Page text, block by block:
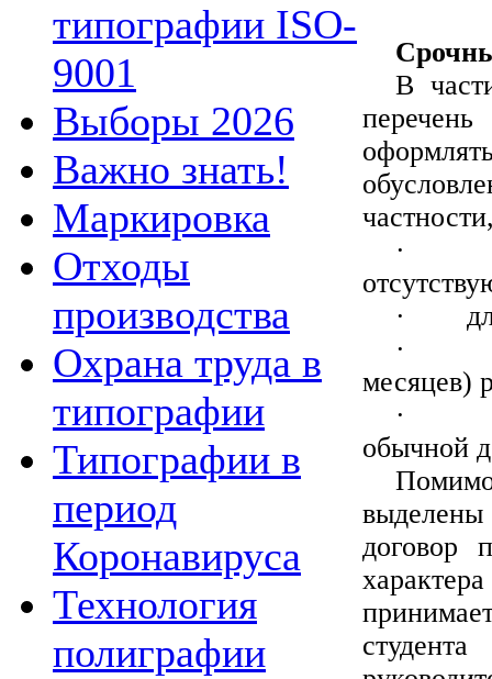
типографии ISO-
9001
Выборы 2026
Важно знать!
Маркировка
Отходы
производства
Охрана труда в
типографии
Типографии в
период
Коронавируса
Технология
полиграфии
В
·
·
·
месяцев)
·
обычной
договор